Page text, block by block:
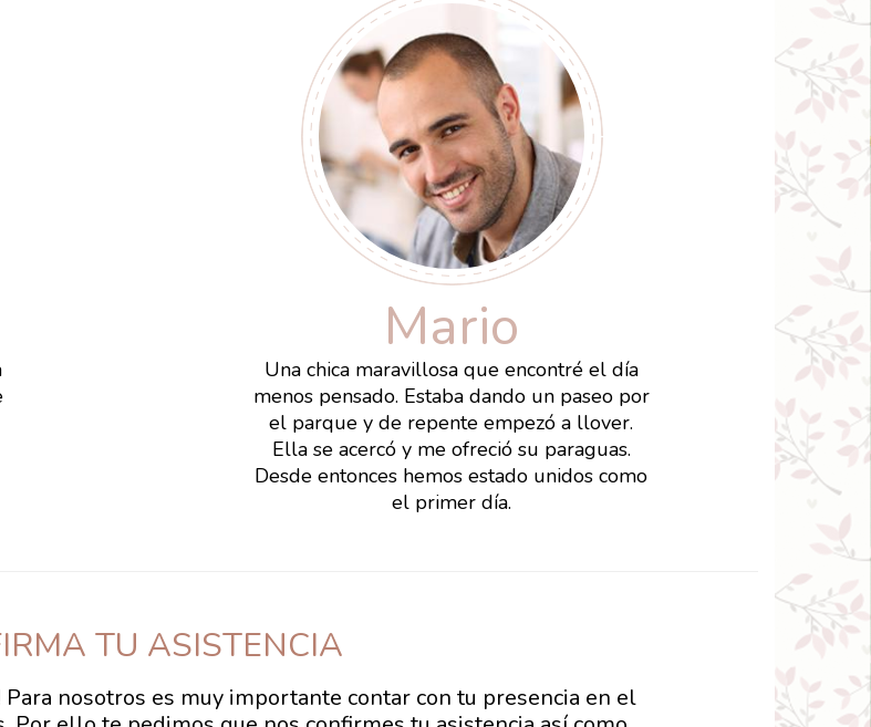
Mario
Una chica maravillosa que encontré el día
menos pensado. Estaba dando un paseo por
el parque y de repente empezó a llover.
Ella se acercó y me ofreció su paraguas.
Desde entonces hemos estado unidos como
el primer día.
TU ASISTENCIA
nosotros es muy importante contar con tu presencia en el